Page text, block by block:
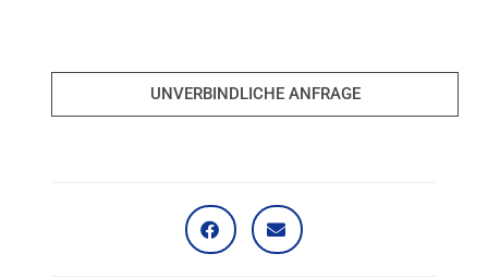
UNVERBINDLICHE ANFRAGE